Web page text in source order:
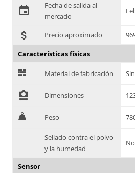
event
Fecha de salida al
mercado
attach_money Precio aproximado
Características físicas
G Material de fabricación
! Dimensiones
H Peso
Sellado contra el polvo
y la humedad
No
Sensor